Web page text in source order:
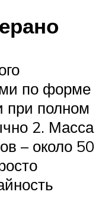
по форме
при полном
2. Масса
– около 50